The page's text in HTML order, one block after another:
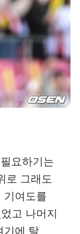
요하기는
로 그래도
기여도를
고 나머지
기에 탈